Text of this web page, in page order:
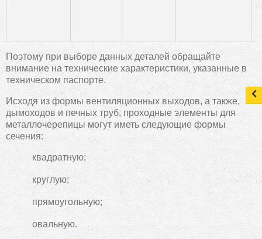
Поэтому при выборе данных деталей обращайте
внимание на технические характеристики, указанные в
техническом паспорте.
Исходя из формы вентиляционных выходов, а также,
дымоходов и печных труб, проходные элементы для
металлочерепицы могут иметь следующие формы
сечения:
квадратную;
круглую;
прямоугольную;
овальную.